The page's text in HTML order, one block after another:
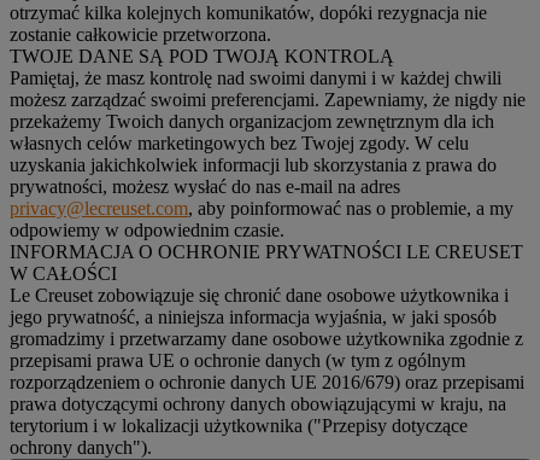
otrzymać kilka kolejnych komunikatów, dopóki rezygnacja nie
zostanie całkowicie przetworzona.
TWOJE DANE SĄ POD TWOJĄ KONTROLĄ
Pamiętaj, że masz kontrolę nad swoimi danymi i w każdej chwili
możesz zarządzać swoimi preferencjami. Zapewniamy, że nigdy nie
przekażemy Twoich danych organizacjom zewnętrznym dla ich
własnych celów marketingowych bez Twojej zgody. W celu
uzyskania jakichkolwiek informacji lub skorzystania z prawa do
prywatności, możesz wysłać do nas e-mail na adres
privacy@lecreuset.com, aby poinformować nas o problemie, a my
odpowiemy w odpowiednim czasie.
INFORMACJA O OCHRONIE PRYWATNOŚCI LE CREUSET
W CAŁOŚCI
Le Creuset zobowiązuje się chronić dane osobowe użytkownika i
jego prywatność, a niniejsza informacja wyjaśnia, w jaki sposób
gromadzimy i przetwarzamy dane osobowe użytkownika zgodnie z
przepisami prawa UE o ochronie danych (w tym z ogólnym
rozporządzeniem o ochronie danych UE 2016/679) oraz przepisami
prawa dotyczącymi ochrony danych obowiązującymi w kraju, na
terytorium i w lokalizacji użytkownika ("Przepisy dotyczące
ochrony danych").